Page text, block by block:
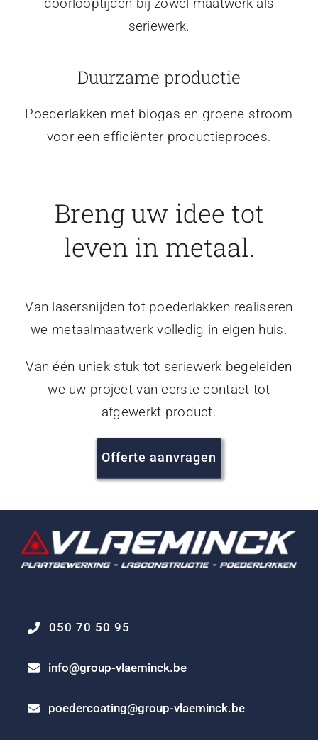
seriewerk.
Duurzame productie
Poederlakken met biogas en groene stroom
voor een efficiënter productieproces.
Breng uw idee tot
leven in metaal.
Van lasersnijden tot poederlakken realiseren
we metaalmaatwerk volledig in eigen huis.
Van één uniek stuk tot seriewerk begeleiden
we uw project van eerste contact tot
afgewerkt product.
Offerte aanvragen
050 70 50 95
info@group-vlaeminck.be
poedercoating@group-vlaeminck.be